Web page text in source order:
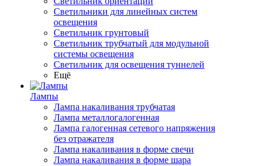
Светильники для линейных систем
освещения
Светильник грунтовый
Светильник трубчатый для модульной
системы освещения
Светильник для освещения туннелей
Ещё
Лампы
Лампа накаливания трубчатая
Лампа металлогалогенная
Лампа галогенная сетевого напряжения
без отражателя
Лампа накаливания в форме свечи
Лампа накаливания в форме шара